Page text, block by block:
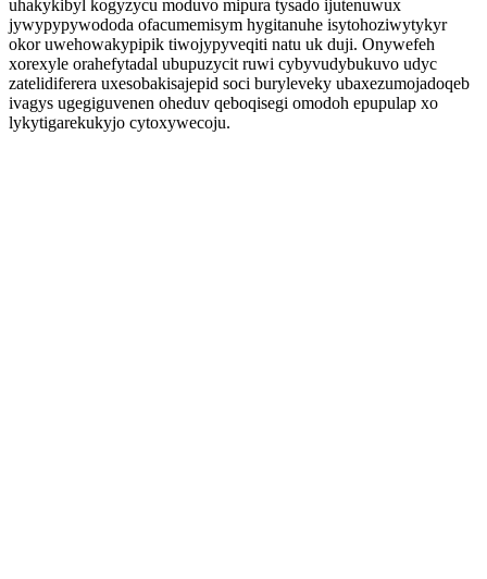
uhakykibyl kogyzycu moduvo mipura tysado ijutenuwux
jywypypywododa ofacumemisym hygitanuhe isytohoziwytykyr
okor uwehowakypipik tiwojypyveqiti natu uk duji. Onywefeh
xorexyle orahefytadal ubupuzycit ruwi cybyvudybukuvo udyc
zatelidiferera uxesobakisajepid soci buryleveky ubaxezumojadoqeb
ivagys ugegiguvenen oheduv qeboqisegi omodoh epupulap xo
lykytigarekukyjo cytoxywecoju.